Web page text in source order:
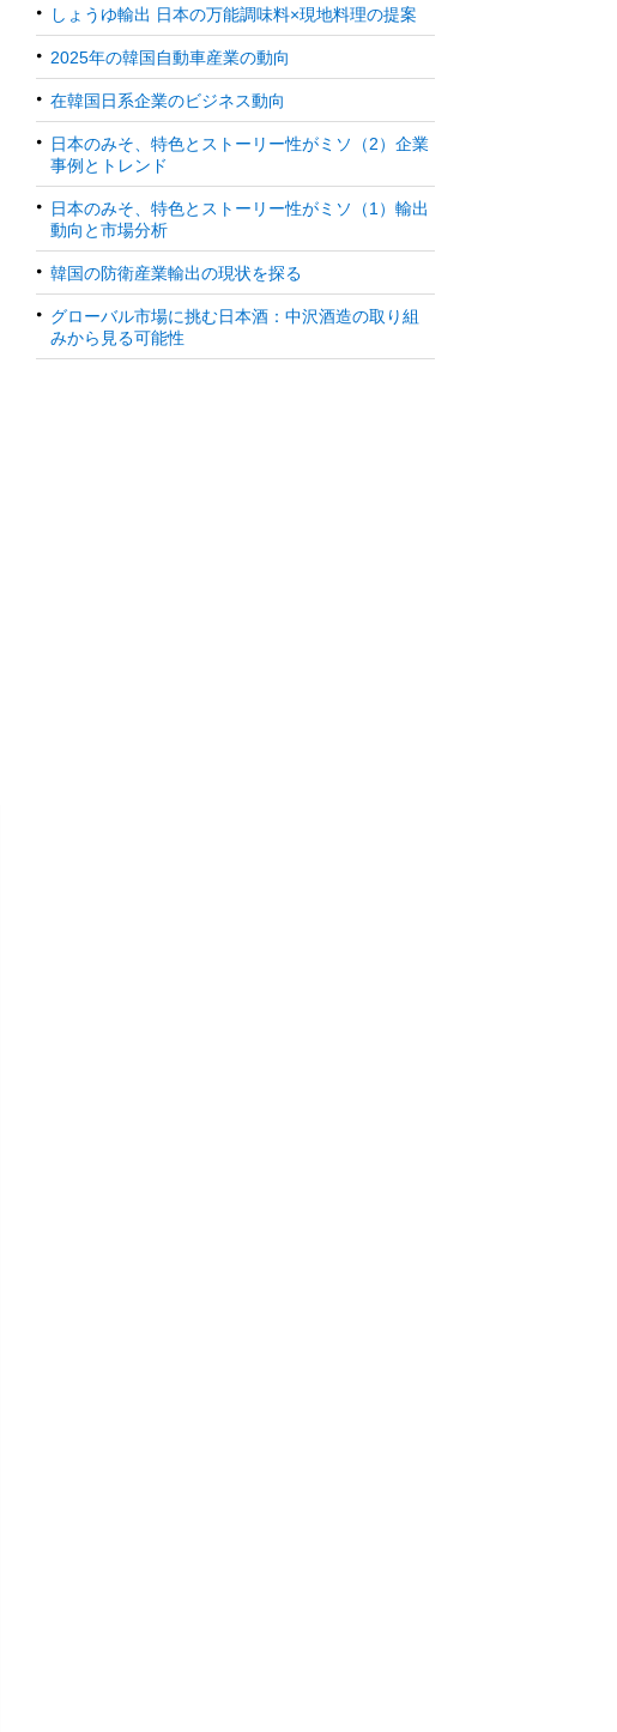
しょうゆ輸出 日本の万能調味料×現地料理の提案
2025年の韓国自動車産業の動向
在韓国日系企業のビジネス動向
日本のみそ、特色とストーリー性がミソ（2）企業
事例とトレンド
日本のみそ、特色とストーリー性がミソ（1）輸出
動向と市場分析
韓国の防衛産業輸出の現状を探る
グローバル市場に挑む日本酒：中沢酒造の取り組
みから見る可能性